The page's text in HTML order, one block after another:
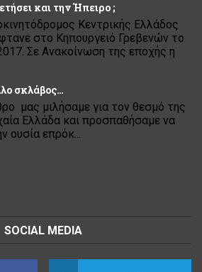
και την Ήπειρο ;
Κεντρικής Ελλάδος
στο Κηπουργειό Γρεβενών το
Σε Ανακοίνωση της εποχής η
σκλάβος…
μας μιλήσαμε για τον θεσμό της
Ελλάδα και προσπαθήσαμε να
ουσία επρόκ...
SOCIAL MEDIA